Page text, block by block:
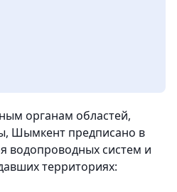
органам областей,
Шымкент предписано в
водопроводных систем и
территориях: